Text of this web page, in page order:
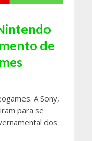
de
A Sony,
para se
dos